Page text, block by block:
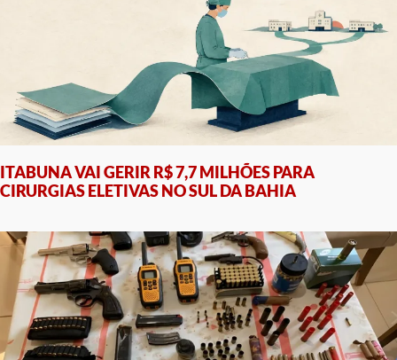
ITABUNA VAI GERIR R$ 7,7 MILHÕES PARA
CIRURGIAS ELETIVAS NO SUL DA BAHIA